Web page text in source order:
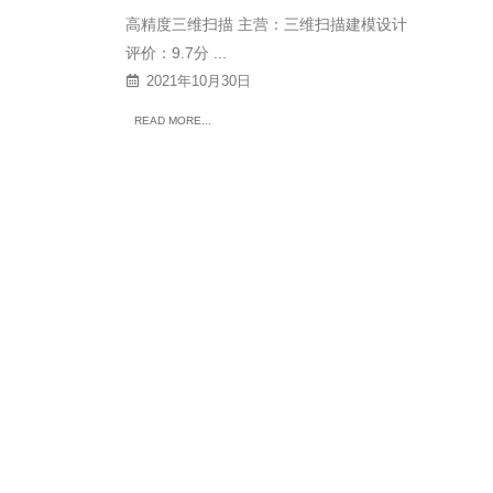
高精度三维扫描 主营：三维扫描建模设计
评价：9.7分 ...
2021年10月30日
READ MORE...